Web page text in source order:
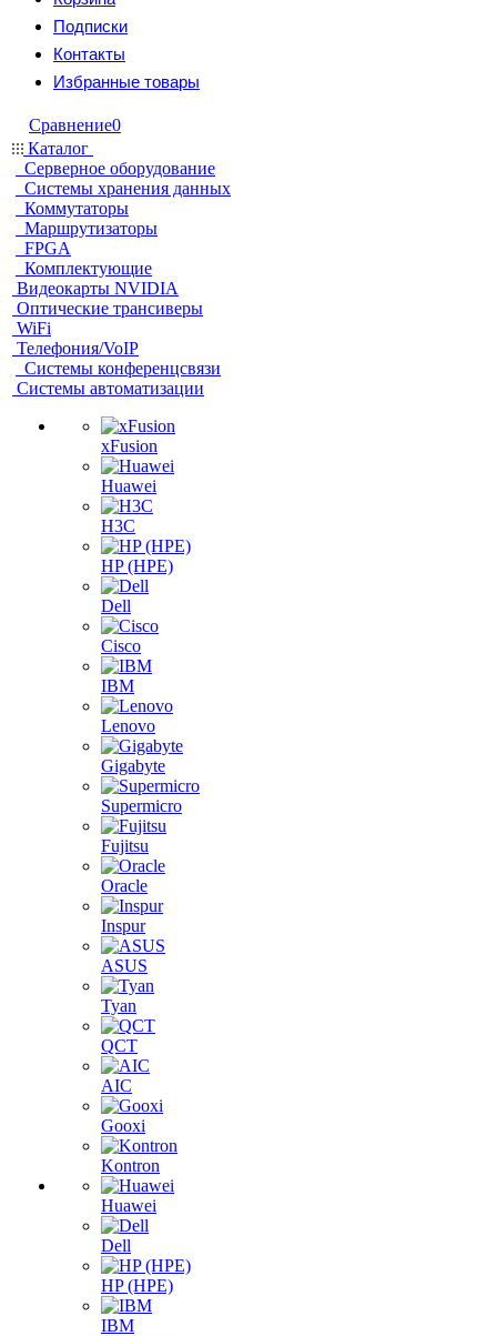
Подписки
Контакты
Избранные товары
Сравнение0
Каталог
Серверное оборудование
Системы хранения данных
Коммутаторы
Маршрутизаторы
FPGA
Комплектующие
Видеокарты NVIDIA
Оптические трансиверы
WiFi
Телефония/VoIP
Системы конференцсвязи
Системы автоматизации
xFusion
Huawei
H3C
HP (HPE)
Dell
Cisco
IBM
Lenovo
Gigabyte
Supermicro
Fujitsu
Oracle
Inspur
ASUS
Tyan
QCT
AIC
Gooxi
Kontron
Huawei
Dell
HP (HPE)
IBM